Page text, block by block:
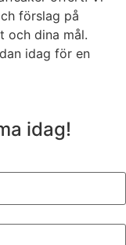
förslag på
och dina mål.
idag för en
idag!